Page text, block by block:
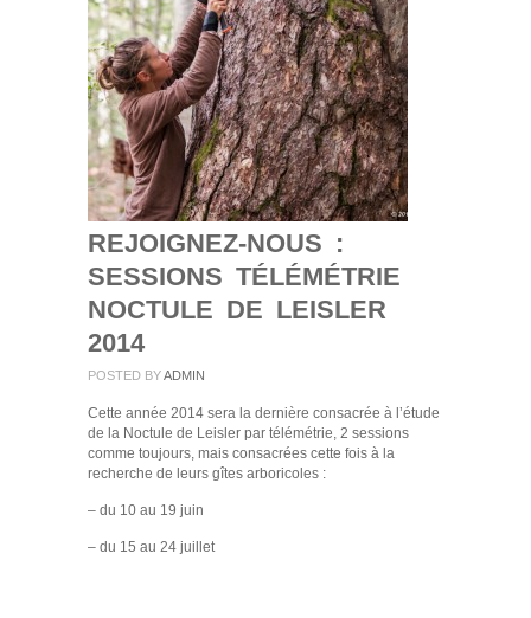
REJOIGNEZ-NOUS :
SESSIONS TÉLÉMÉTRIE
NOCTULE DE LEISLER
2014
POSTED BYADMIN
Cette année 2014 sera la dernière consacrée à l’étude
de la Noctule de Leisler par télémétrie, 2 sessions
comme toujours, mais consacrées cette fois à la
recherche de leurs gîtes arboricoles :
– du 10 au 19 juin
– du 15 au 24 juillet